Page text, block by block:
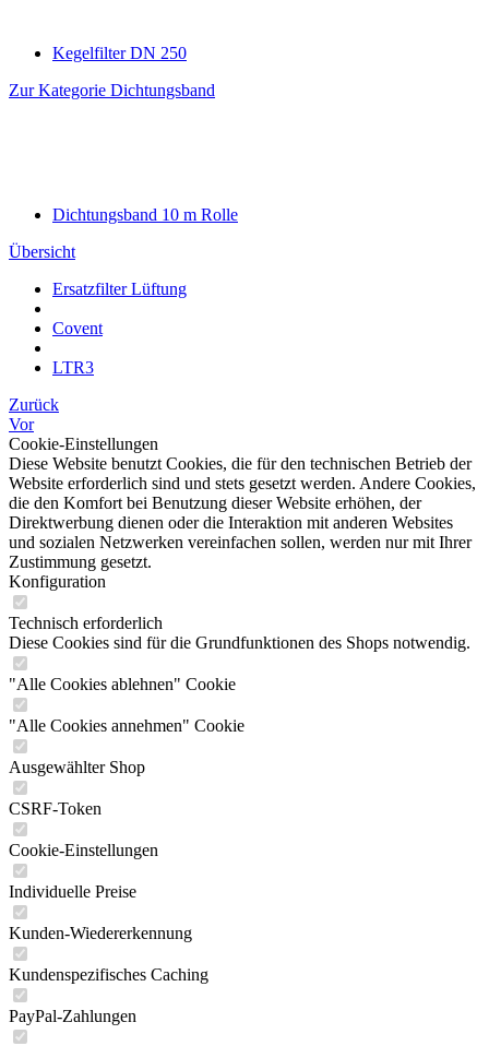
Kegelfilter DN 250
Zur Kategorie Dichtungsband
Dichtungsband 10 m Rolle
Übersicht
Ersatzfilter Lüftung
Covent
LTR3
Zurück
Vor
Cookie-Einstellungen
Diese Website benutzt Cookies, die für den technischen Betrieb der
Website erforderlich sind und stets gesetzt werden. Andere Cookies,
die den Komfort bei Benutzung dieser Website erhöhen, der
Direktwerbung dienen oder die Interaktion mit anderen Websites
und sozialen Netzwerken vereinfachen sollen, werden nur mit Ihrer
Zustimmung gesetzt.
Konfiguration
Technisch erforderlich
Diese Cookies sind für die Grundfunktionen des Shops notwendig.
"Alle Cookies ablehnen" Cookie
"Alle Cookies annehmen" Cookie
Ausgewählter Shop
CSRF-Token
Cookie-Einstellungen
Individuelle Preise
Kunden-Wiedererkennung
Kundenspezifisches Caching
PayPal-Zahlungen